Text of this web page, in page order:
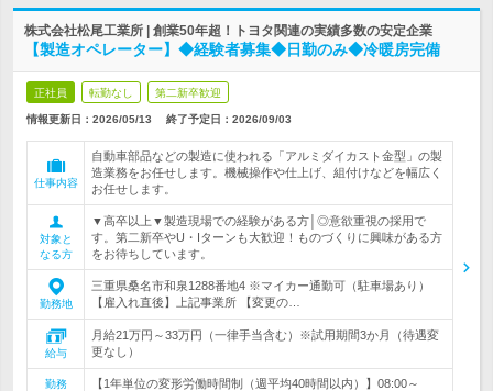
株式会社松尾工業所 | 創業50年超！トヨタ関連の実績多数の安定企業
【製造オペレーター】◆経験者募集◆日勤のみ◆冷暖房完備
正社員 転勤なし 第二新卒歓迎
情報更新日：2026/05/13 終了予定日： 2026/09/03
仕事内容
自動車部品などの製造に使われる「アルミダイカスト金型」の製
造業務をお任せします。機械操作や仕上げ、組付けなどを幅広く
お任せします。
対象と
なる方
▼高卒以上▼製造現場での経験がある方│◎意欲重視の採用で
す。第二新卒やU・Iターンも大歓迎！ものづくりに興味がある方
をお待ちしています。
勤務地
三重県桑名市和泉1288番地4 ※マイカー通勤可（駐車場あり）
【雇入れ直後】上記事業所 【変更の…
給与
月給21万円～33万円（一律手当含む）※試用期間3か月（待遇変
更なし）
勤務
【1年単位の変形労働時間制（週平均40時間以内）】08:00～